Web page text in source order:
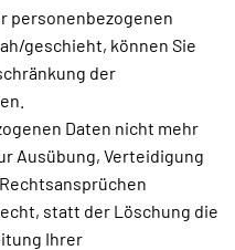
personenbezogenen
geschieht, können Sie
der
Daten nicht mehr
Ausübung, Verteidigung
statt der Löschung die
Ihrer